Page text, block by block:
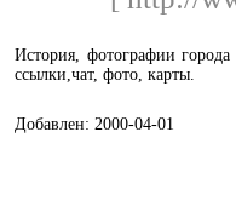
История, фотографии
ссылки,чат, фото, карты.
Добавлен: 2000-04-01